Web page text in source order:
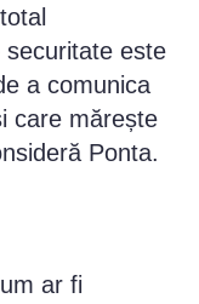
este
a comunica
care mărește
Ponta.
ar fi